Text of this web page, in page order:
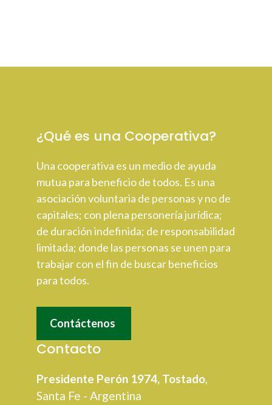
¿Qué es una Cooperativa?
Una cooperativa es un medio de ayuda
mutua para beneficio de todos. Es una
asociación voluntaria de personas y no de
capitales; con plena personería jurídica;
de duración indefinida; de responsabilidad
limitada; donde las personas se unen para
trabajar con el fin de buscar beneficios
para todos.
Contáctenos
Contacto
Presidente Perón 1974, Tostado,
Santa Fe - Argentina